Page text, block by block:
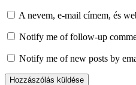
A nevem, e-mail címem, és
Notify me of follow-up
Notify me of new posts by